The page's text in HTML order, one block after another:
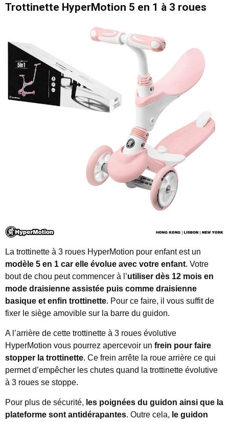
Trottinette HyperMotion 5 en 1 à 3 roues
La trottinette à 3 roues HyperMotion pour enfant est un
modèle 5 en 1 car elle évolue avec votre enfant. Votre
bout de chou peut commencer à l’utiliser dès 12 mois en
mode draisienne assistée puis comme draisienne
basique et enfin trottinette. Pour ce faire, il vous suffit de
fixer le siège amovible sur la barre du guidon.
A l’arrière de cette trottinette à 3 roues évolutive
HyperMotion vous pourrez apercevoir un frein pour faire
stopper la trottinette. Ce frein arrête la roue arrière ce qui
permet d’empêcher les chutes quand la trottinette évolutive
à 3 roues se stoppe.
Pour plus de sécurité, les poignées du guidon ainsi que la
plateforme sont antidérapantes. Outre cela, le guidon